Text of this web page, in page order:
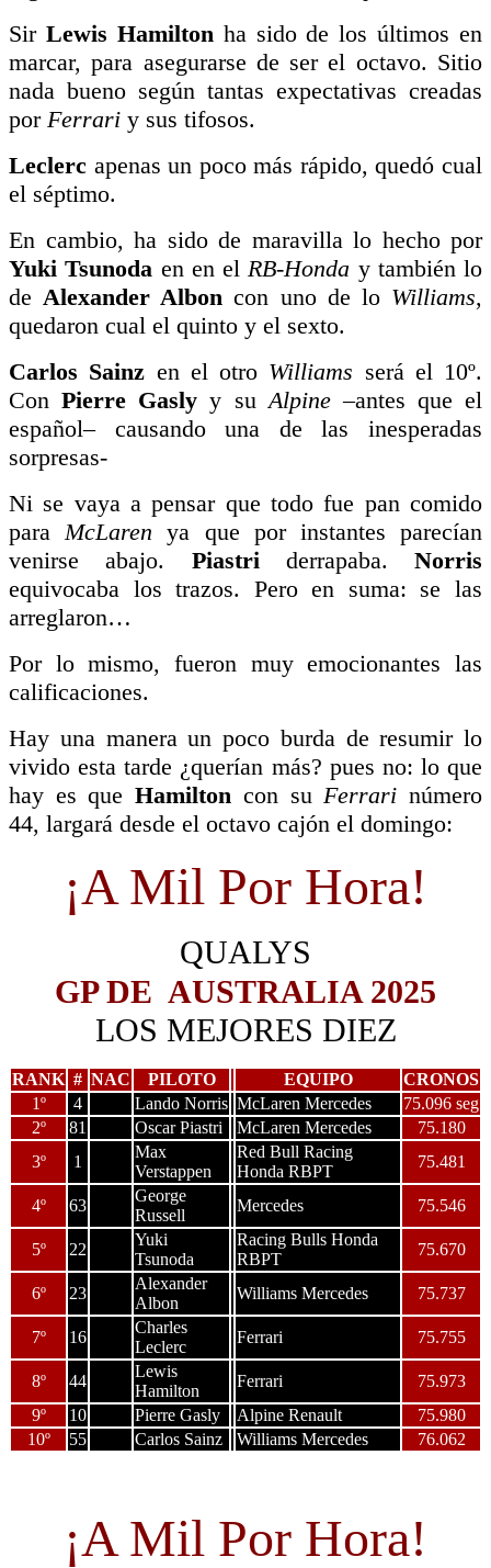
Sir Lewis Hamilton ha sido de los últimos en
marcar, para asegurarse de ser el octavo. Sitio
nada bueno según tantas expectativas creadas
por Ferrari y sus tifosos.
Leclerc apenas un poco más rápido, quedó cual
el séptimo.
En cambio, ha sido de maravilla lo hecho por
Yuki Tsunoda en en el RB-Honda y también lo
de Alexander Albon con uno de lo Williams,
quedaron cual el quinto y el sexto.
Carlos Sainz en el otro Williams será el 10º.
ConPierre Gasly y su Alpine–antes que el
español– causando una de las inesperadas
sorpresas-
Ni se vaya a pensar que todo fue pan comido
para McLaren ya que por instantes parecían
venirse abajo. Piastri derrapaba. Norris
equivocaba los trazos. Pero en suma: se las
arreglaron…
Por lo mismo, fueron muy emocionantes las
calificaciones.
Hay una manera un poco burda de resumir lo
vivido esta tarde ¿querían más? pues no: lo que
hay es queHamilton con su Ferrari número
44, largará desde el octavo cajón el domingo:
¡A Mil Por Hora!
QUALYS
GP DE AUSTRALIA 2025
LOS MEJORES DIEZ
RANK # NAC PILOTO EQUIPO
CRONOS
1º
4 Lando Norris McLaren Mercedes
75.096 seg
2º
81 Oscar Piastri McLaren Mercedes
75.180
3º
1
Max
Verstappen
Red Bull Racing
Honda RBPT
75.481
4º 63
George
Russell
Mercedes 75.546
5º 22
Yuki
Tsunoda
Racing Bulls Honda
RBPT
75.670
6º 23
Alexander
Albon
Williams Mercedes 75.737
7º 16
Charles
Leclerc
Ferrari 75.755
8º 44
Lewis
Hamilton
Ferrari
75.973
9º
10 Pierre Gasly Alpine Renault
75.980
10º
55 Carlos Sainz Williams Mercedes 76.062
¡A Mil Por Hora!